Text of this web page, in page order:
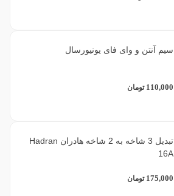
سیم آنتن و وای فای یونیورسال
110,000 تومان
تبدیل 3 شاخه به 2 شاخه هادران Hadran
16A
175,000 تومان